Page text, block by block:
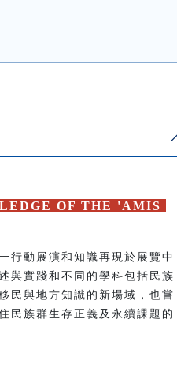
OF THE 'AMIS
行動展演和知識再現於展覽中
與實踐和不同的學科包括民族
民與地方知識的新場域，也嘗
民族群生存正義及永續課題的